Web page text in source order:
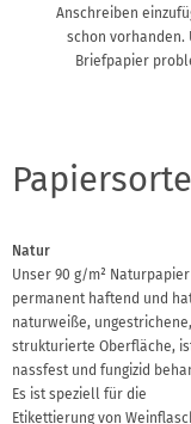
Anschreiben
schon vorhanden.
Briefpapier
Natur
Unser 90 g/m²
permanent haftend und
naturweiße, ungestrichene,
strukturierte Oberfläche,
nassfest und fungizid
Es ist speziell für die
Etikettierung von